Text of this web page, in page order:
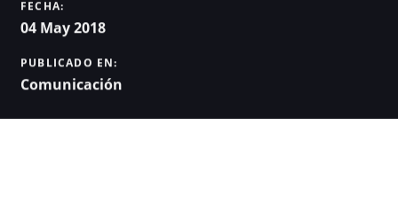
FECHA:
04 May 2018
PUBLICADO EN:
Comunicación